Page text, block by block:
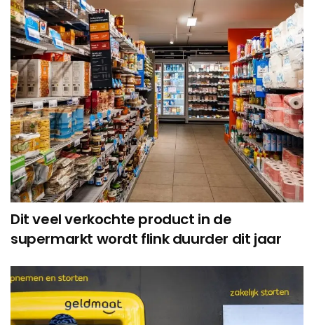
Dit veel verkochte product in de
supermarkt wordt flink duurder dit jaar